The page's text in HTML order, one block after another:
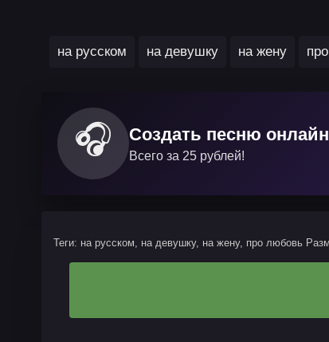
на русском
на девушку
на жену
🎧 Создать песню онлайн
Всего за 25 рублей!
Теги: на русском, на девушку, на жену, про любовь